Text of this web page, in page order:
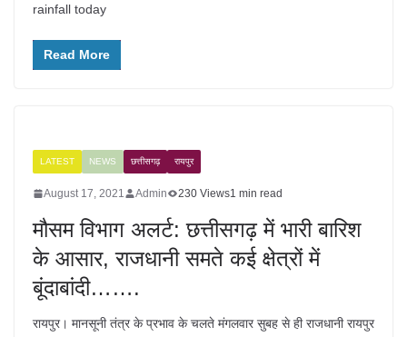
rainfall today
Read More
LATEST NEWS छत्तीसगढ़ रायपुर
August 17, 2021 Admin 230 Views1 min read
मौसम विभाग अलर्ट: छत्तीसगढ़ में भारी बारिश
के आसार, राजधानी समते कई क्षेत्रों में
बूंदाबांदी…….
रायपुर। मानसूनी तंत्र के प्रभाव के चलते मंगलवार सुबह से ही राजधानी रायपुर